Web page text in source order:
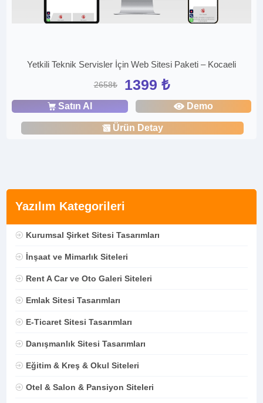
Yazılım Kategorileri
Kurumsal Şirket Sitesi Tasarımları
İnşaat ve Mimarlık Siteleri
Rent A Car ve Oto Galeri Siteleri
Emlak Sitesi Tasarımları
E-Ticaret Sitesi Tasarımları
Danışmanlık Sitesi Tasarımları
Eğitim & Kreş & Okul Siteleri
Otel & Salon & Pansiyon Siteleri
Yetkili Teknik Servisler İçin Web Sitesi Paketi – Kocaeli
2658₺ 1399 ₺
Satın Al Demo
Ürün Detay